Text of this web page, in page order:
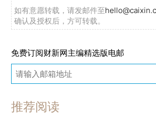
如有意愿转载，请发邮件至
确认及授权后，方可转载。
免费订阅财新网主编精选版电邮
推荐阅读